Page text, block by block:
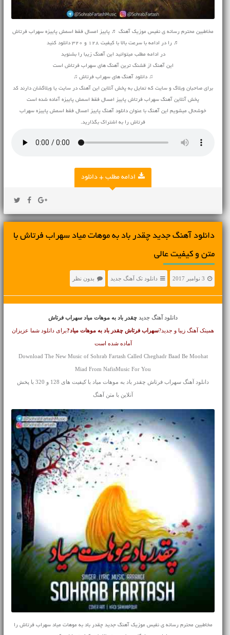
مخاطبین محترم رسانه ی نفیس موزیک آهنگ ♬ پاییز امسال فقط اسمش پاییزه سهراب فرتاش
♬ را در ادامه با سرعت بالا با کیفیت 128 و 320 دانلود کنید
در ادامه مطلب میتوانید این آهنگ زیبا را بشنوید
این آهنگ از قشنگ ترین آهنگ های سهراب فرتاش است
♫ دانلود آهنگ های سهراب فرتاش ♫
برای صاحبان وبلاگ و سایت که تمایل به پخش آنلاین این آهنگ در سایت یا وبلاگشان دارند کد
پخش آنلاین آهنگ سهراب فرتاش پاییز امسال فقط اسمش پاییزه آماده شده است
خوشحال میشویم این آهنگ با عنوان دانلود آهنگ پاییز امسال فقط اسمش پاییزه سهراب
فرتاش را به اشتراک بگذارید.
ادامه مطلب + دانلود
دانلود آهنگ جديد چقدر باد به موهات میاد سهراب فرتاش با
متن و کیفیت عالی
3 نوامبر 2017 دانلود تک آهنگ جدید بدون نظر
دانلود آهنگ جدید چقدر باد به موهات میاد سهراب فرتاش
همینک آهنگ زیبا و جدید?سهراب فرتاش چقدر باد به موهات میاد?برای دانلود شما عزیزان
آماده شده است
Download The New Music of Sohrab Fartash Called Cheghadr Baad Be Moohat
Miad From NafisMusic For You
دانلود آهنگ سهراب فرتاش چقدر باد به موهات میاد با کیفیت های 128 و 320 با پخش
آنلاین با متن آهنگ
مخاطبین محترم رسانه ی نفیس موزیک آهنگ جدید چقدر باد به موهات میاد سهراب فرتاش را